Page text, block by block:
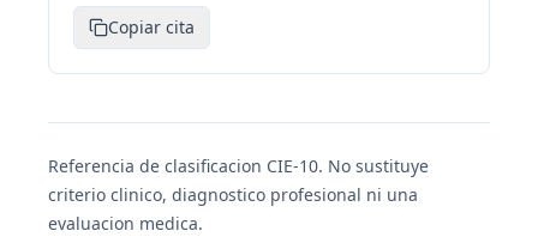
Copiar cita
Referencia de clasificacion CIE-10. No sustituye
criterio clinico, diagnostico profesional ni una
evaluacion medica.